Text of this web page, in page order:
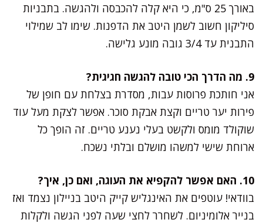
באורך 25 ס"מ, כי היא קלה להכבסה ולהגשה. בתבניות
סיליקון חשוב לשמן היטב את הדפנות. שימו לב שמילוי
התבנית עד 3/4 גובה מונע גלישה.
9. מה הדרך הכי טובה להגשה חגיגית?
אני חותכת פרוסות עבות, מסדרת בצלחת עם חופן של
פירות יער טריים וקצת אבקת סוכר. אפשר לצקת מעל עוד
שוקולד מומס ולקשט בעלי נענע טריים. זה הופך כל
ארוחת שישי למשהו מושלם ובלתי נשכח.
10. האם אפשר להקפיא את העוגה, ואם כן, איך?
בוודאי! עוטפים את האינגליש קייק היטב בניילון נצמד ואז
בנייר אלומיניום. לשחרר לחצי שעה לפני הגשה ולקלות